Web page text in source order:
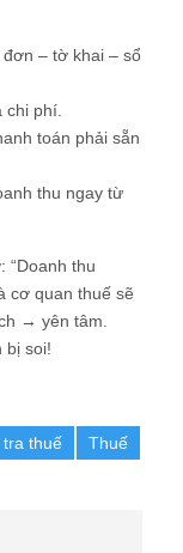
– tờ khai – sổ
phí.
toán phải sẵn
thu ngay từ
“Doanh thu
cơ quan thuế sẽ
→ yên tâm.
bị soi!
thuế Thuế